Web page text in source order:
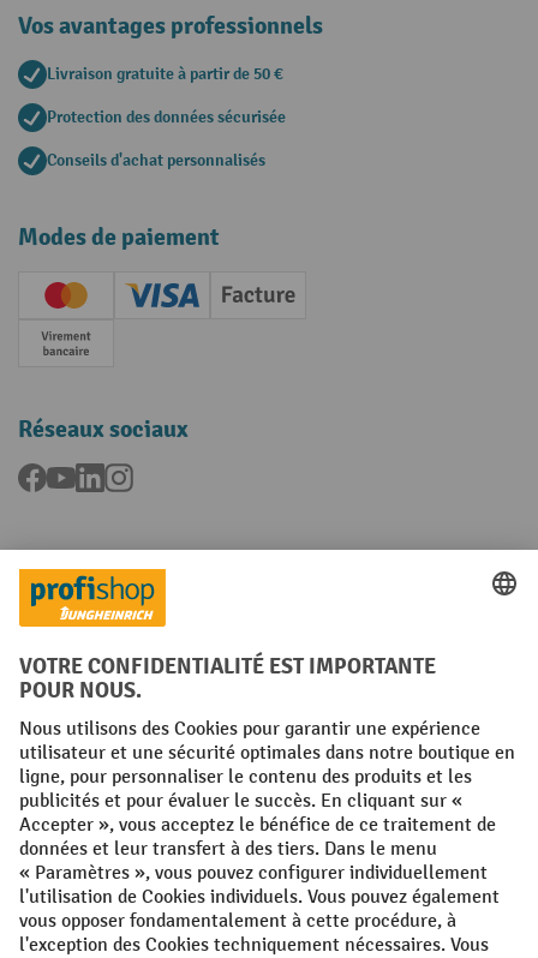
Vos avantages professionnels
Livraison gratuite à partir de 50 €
Protection des données sécurisée
Conseils d'achat personnalisés
Modes de paiement
Creditcard (Master)Creditcard (Visa)
Facture
Paiement anticipé
Réseaux sociaux
Facebook
YouTubeLinkedInInstagram
Langues
FR NL
Conditions générales Mentions légales
Protection des Données Politique de cookies
All prices excl. VAT plusshipping costsand possible delivery charges,
if not stated otherwise.
¹ La remise est valable jusqu'à épuisement des stocks. La remise ne
s'applique pas aux prix spéciaux. Il n'est pas possible de le combiner
avec d'autres réductions en pourcentage ou bons de réduction. | ² La